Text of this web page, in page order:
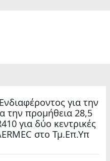
για την
την προμήθεια 28,5
για δύο κεντρικές
στο Τμ.Επ.Υπ